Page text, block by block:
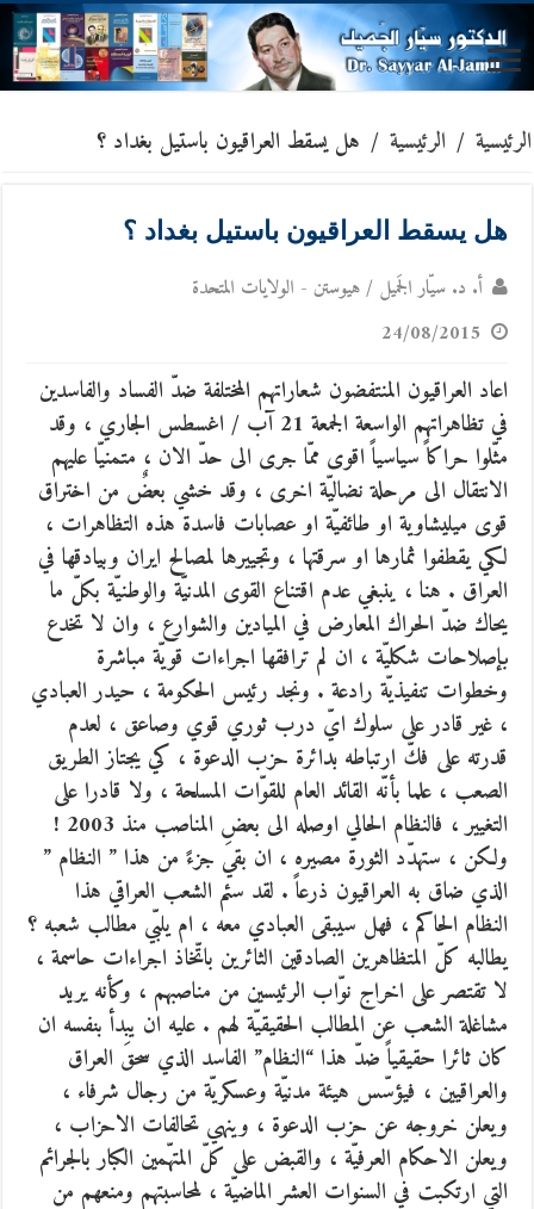
الرئيسية / الرئيسية / هل يسقط العراقيون باستيل بغداد ؟
هل يسقط العراقيون باستيل بغداد ؟
أ. د. سيّار الجَميل / هيوستن - الولايات المتحدة
24/08/2015
اعاد العراقيون المنتفضون شعاراتهم المختلفة ضدّ الفساد والفاسدين
في تظاهراتهم الواسعة الجمعة 21 آب / اغسطس الجاري
، وقد
مثّلوا حراكاً سياسياً اقوى ممّا جرى الى حدّ الان ، متمنيّا عليهم
الانتقال الى مرحلة نضاليّة اخرى ، وقد خشي بعضٌ من اختراق
قوى ميليشاوية او طائفيّة او عصابات فاسدة هذه التظاهرات ،
لكي يقطفوا ثمارها او سرقتها ، وتجييرها لمصالح ايران وبيادقها في
العراق . هنا ، ينبغي عدم اقتناع القوى المدنيّة والوطنيّة بكلّ ما
يحاك ضدّ الحراك المعارض في الميادين والشوارع ، وان لا تخدع
بإصلاحات شكليّة ، ان لم ترافقها اجراءات قويّة مباشرة
وخطوات تنفيذيّة رادعة . ونجد رئيس الحكومة ، حيدر العبادي
، غير قادر على سلوك ايّ درب ثوري قوي وصاعق ، لعدم
قدرته على فكّ ارتباطه بدائرة حزب الدعوة ، كي يجتاز الطريق
الصعب ، علما بأنّه القائد العام للقوّات المسلحة ، ولا قادرا على
التغيير ، فالنظام الحالي اوصله الى بعض المناصب منذ 2003 !
ولكن ، ستهدّد الثورة مصيره ، ان بقيَ جزءً من هذا ” النظام ”
الذي ضاق به العراقيون ذرعاً . لقد سئم الشعب العراقي هذا
النظام الحاكم ، فهل سيبقى العبادي معه ، ام يلبّي مطالب شعبه ؟
يطالبه كلّ المتظاهرين الصادقين الثائرين باتّخاذ اجراءات حاسمة ،
لا تقتصر على اخراج نوّاب الرئيسين من مناصبهم ، وكأنه يريد
مشاغلة الشعب عن المطالب الحقيقيّة لهم . عليه ان يبدأ بنفسه ان
كان ثائرا حقيقياً ضدّ هذا “النظام” الفاسد الذي سحقَ العراق
والعراقيين ، فيؤسّس هيئة مدنيّة وعسكريّة من رجال شرفاء ،
ويعلن خروجه عن حزب الدعوة ، وينهي تحالفات الاحزاب ،
ويعلن الاحكام العرفيّة ، والقبض على كلّ المتهّمين الكبار بالجرائم
التي ارتكبت في السنوات العشر الماضيّة ، لمحاسبتهم ومنعهم من